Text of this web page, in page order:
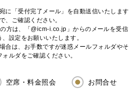
に「受付完了メール」を自動送信いたします
、ご確認ください。
方は、「@icm-i.co.jp」からのメールを受信
設定をお願いいたします。
合は、お手数ですが迷惑メールフォルダやそ
ォルダをご確認ください。
空席・料金照会 お問合せ